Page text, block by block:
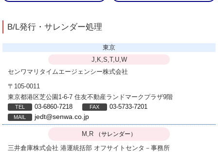
B/L発行・サレンダー処理
東京
J,K,S,T,U,W
センワマリタイムエージェンシー株式会社
〒105-0011
東京都港区芝公園1-6-7 住友不動産ランドマークプラザ9階
03-6860-7218
03-5733-7201
jedt@senwa.co.jp
M,R （サレンダー）
三井倉庫株式会社 港運統括部 オフサイトセンタ－事務所